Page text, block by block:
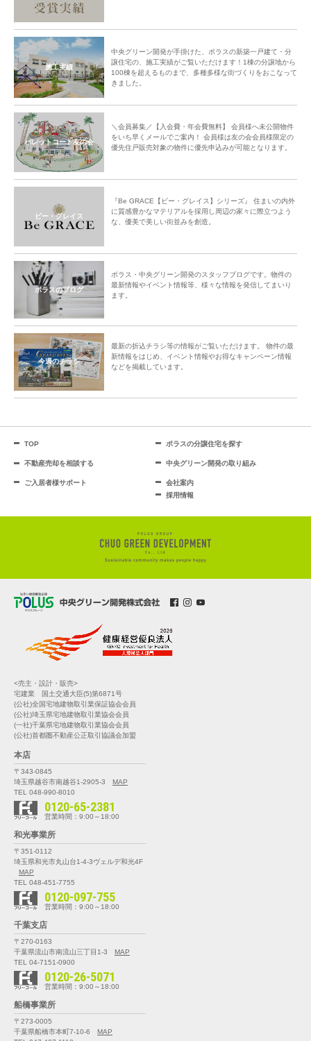
施工実績
中央グリーン開発が手掛けた、ポラスの新築一戸建て・分
譲住宅の、施工実績がご覧いただけます！1棟の分譲地から
100棟を超えるものまで、多種多様な街づくりをおこなって
きました。
パレットコート友の会
＼会員募集／【入会費・年会費無料】 会員様へ未公開物件
をいち早くメールでご案内！ 会員様は友の会会員様限定の
優先住戸販売対象の物件に優先申込みが可能となります。
ビー・グレイス
『Be GRACE【ビー・グレイス】シリーズ』 住まいの内外
に質感豊かなマテリアルを採用し周辺の家々に際立つよう
な、優美で美しい街並みを創造。
ポラスのブログ
ポラス・中央グリーン開発のスタッフブログです。物件の
最新情報やイベント情報等、様々な情報を発信してまいり
ます。
今週のチラシ
最新の折込チラシ等の情報がご覧いただけます。 物件の最
新情報をはじめ、イベント情報やお得なキャンペーン情報
などを掲載しています。
TOP ポラスの分譲住宅を探す
不動産売却を相談する 中央グリーン開発の取り組み
ご入居者様サポート
会社案内
採用情報
<売主・設計・販売>
宅建業 国土交通大臣(5)第6871号
(公社)全国宅地建物取引業保証協会会員
(公社)埼玉県宅地建物取引業協会会員
(一社)千葉県宅地建物取引業協会会員
(公社)首都圏不動産公正取引協議会加盟
本店
〒343-0845
埼玉県越谷市南越谷1-2905-3
MAP
TEL 048-990-8010
0120-65-2381
営業時間：9:00～18:00
和光事業所
〒351-0112
埼玉県和光市丸山台1-4-3ヴェルデ和光4F
MAP
TEL 048-451-7755
0120-097-755
営業時間：9:00～18:00
千葉支店
〒270-0163
千葉県流山市南流山三丁目1-3
MAP
TEL 04-7151-0900
0120-26-5071
営業時間：9:00～18:00
船橋事業所
〒273-0005
千葉県船橋市本町7-10-6
MAP